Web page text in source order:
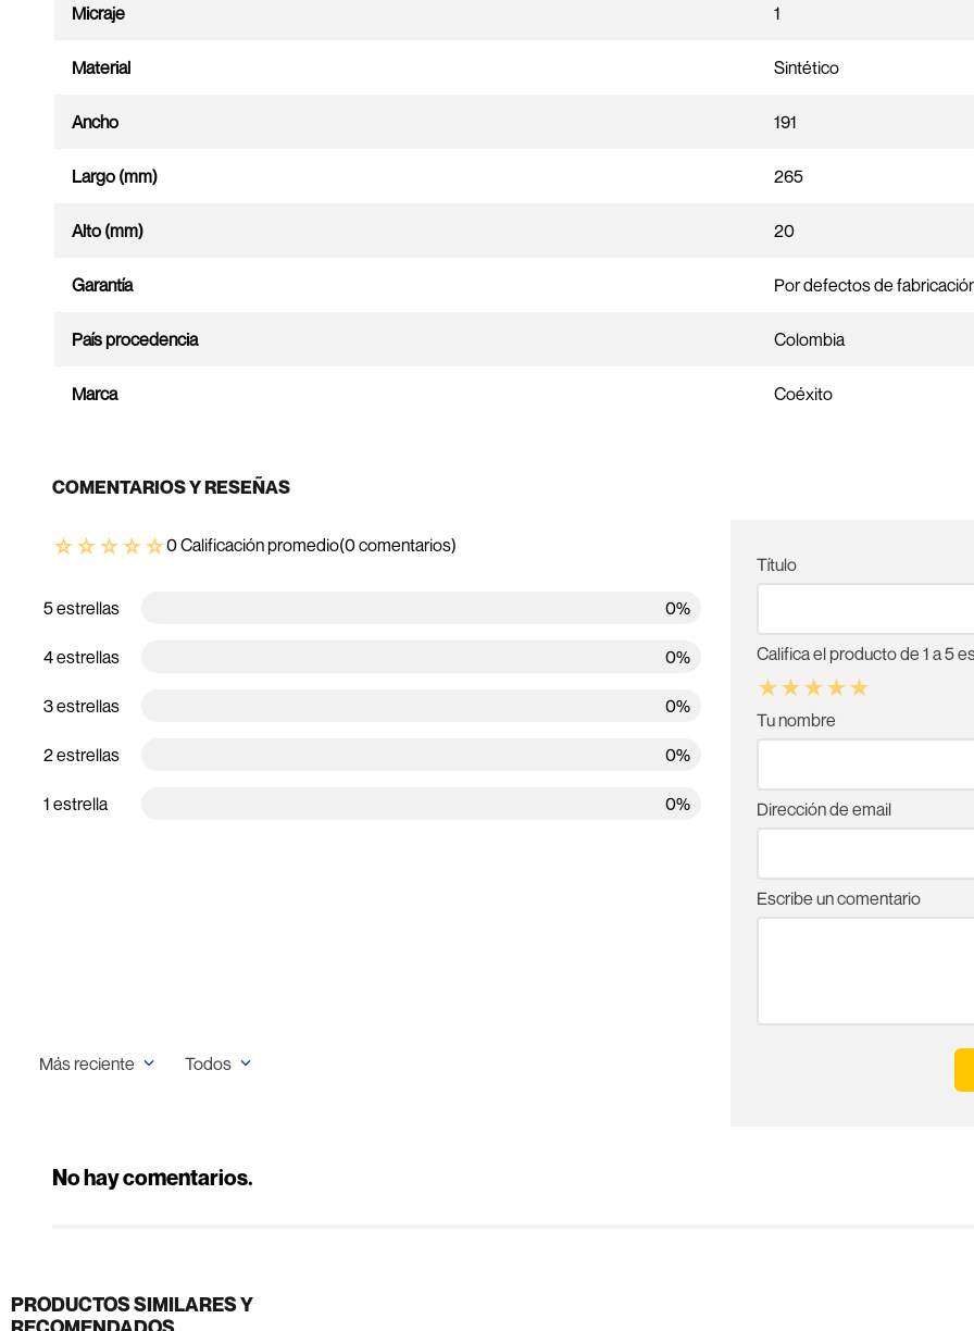
Micraje 1
Material Sintético
Ancho 191
Largo (mm) 265
Alto (mm) 20
Garantía Por defectos de
País procedencia Colombia
Marca Coéxito
COMENTARIOS Y RESEÑAS
☆☆☆☆☆0 Calificación promedio(0 comentarios)
5 estrellas 0%
4 estrellas 0%
3 estrellas 0%
2 estrellas 0%
1 estrella 0%
Título
Califica el producto de 1 a 5
★★★★★
Tu nombre
Dirección de email
Escribe un comentario
Más reciente Todos
No hay comentarios.
PRODUCTOS SIMILARES Y